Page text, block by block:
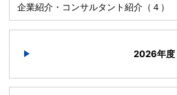
企業紹介・コンサルタント紹介（４）
2026年度